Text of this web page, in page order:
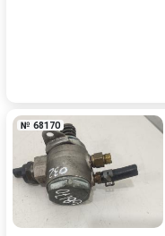
№ 68170